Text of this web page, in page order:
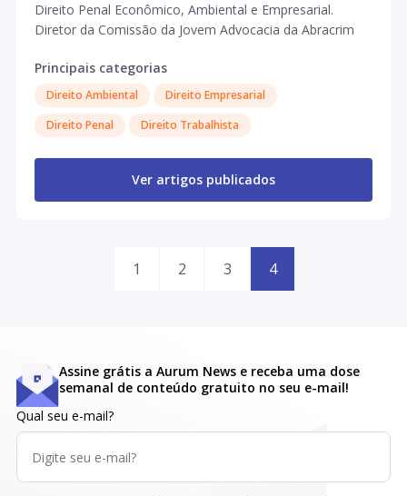
Direito Penal Econômico, Ambiental e Empresarial.
Diretor da Comissão da Jovem Advocacia da Abracrim
Principais categorias
Direito Ambiental
Direito Empresarial
Direito Penal
Direito Trabalhista
Ver artigos publicados
1 2 3 4
Assine grátis a Aurum News e receba uma dose
semanal de conteúdo gratuito no seu e-mail!
Qual seu e-mail?